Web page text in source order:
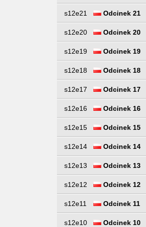
s12e21 Odcinek 21
s12e20 Odcinek 20
s12e19 Odcinek 19
s12e18 Odcinek 18
s12e17 Odcinek 17
s12e16 Odcinek 16
s12e15 Odcinek 15
s12e14 Odcinek 14
s12e13 Odcinek 13
s12e12 Odcinek 12
s12e11 Odcinek 11
s12e10 Odcinek 10